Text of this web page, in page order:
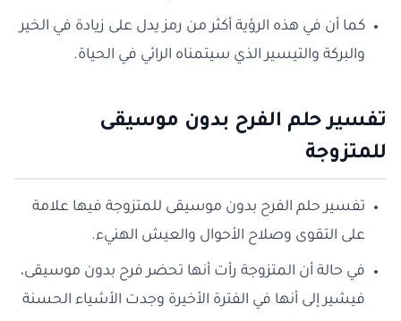
كما أن في هذه الرؤية أكثر من رمز يدل على زيادة في الخير
والبركة والتيسير الذي سيتمناه الرائي في الحياة.
تفسير حلم الفرح بدون موسيقى
للمتزوجة
تفسير حلم الفرح بدون موسيقى للمتزوجة فيها علامة
على التقوى وصلاح الأحوال والعيش الهنيء.
في حالة أن المتزوجة رأت أنها تحضر فرح بدون موسيقى،
فيشير إلى أنها في الفترة الأخيرة وجدت الأشياء الحسنة